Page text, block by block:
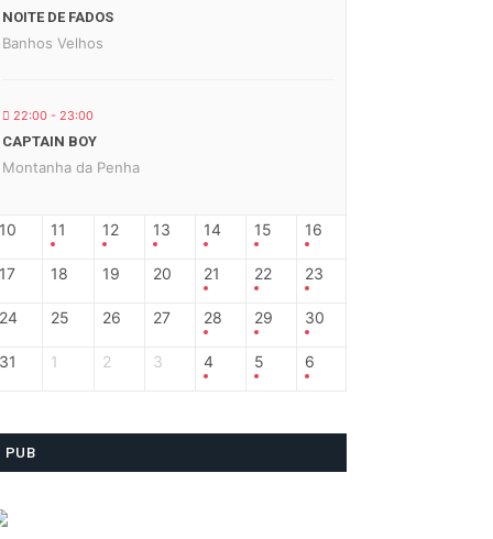
NOITE DE FADOS
Banhos Velhos
22:00 - 23:00
CAPTAIN BOY
Montanha da Penha
10 11 12 13 14 15 16
17 18 19 20 21 22 23
24 25 26 27 28 29 30
31 1 2 3 4 5 6
PUB